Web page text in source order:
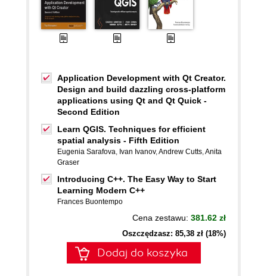
Application Development with Qt Creator.
Design and build dazzling cross-platform
applications using Qt and Qt Quick -
Second Edition
Learn QGIS. Techniques for efficient
spatial analysis - Fifth Edition
Eugenia Sarafova, Ivan Ivanov,Andrew Cutts,Anita
Graser
Introducing C++. The Easy Way to Start
Learning Modern C++
Frances Buontempo
Cena zestawu: 381.62 zł
Oszczędzasz: 85,38 zł (18%)
Dodaj do koszyka